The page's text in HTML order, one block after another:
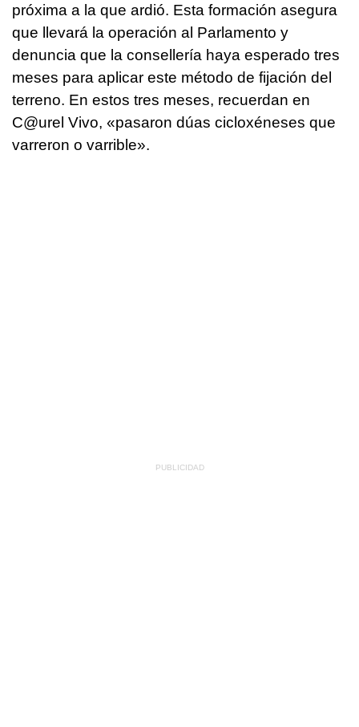
próxima a la que ardió. Esta formación asegura
que llevará la operación al Parlamento y
denuncia que la consellería haya esperado tres
meses para aplicar este método de fijación del
terreno. En estos tres meses, recuerdan en
C@urel Vivo, «pasaron dúas cicloxéneses que
varreron o varrible».